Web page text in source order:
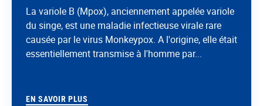
La variole B (Mpox), anciennement appelée variole
du singe, est une maladie infectieuse virale rare
causée par le virus Monkeypox. A l'origine, elle était
essentiellement transmise à l'homme par...
EN SAVOIR PLUS